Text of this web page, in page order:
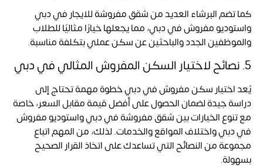
كما تضم البرشاء العديد من شقق مفروشة للايجار في دبي
واستوديو مفروش في دبي، مما يجعلها خيارًا مثاليًا للطلاب
والموظفين الجدد والباحثين عن سكن عملي بتكلفة مناسبة.
5. نصائح لاختيار السكن المفروش المثالي في دبي
يُعد اختيار سكن مفروش في دبي خطوة مهمة تحتاج إلى
دراسة جيدة لضمان الحصول على أفضل قيمة مقابل السعر، خاصة
مع تنوع الخيارات بين شقق مفروشة في دبي واستوديو مفروش
في دبي واختلاف المواقع والخدمات. لذلك، من المهم اتباع
مجموعة من النصائح التي تساعدك على اتخاذ القرار الصحيح
بسهولة.